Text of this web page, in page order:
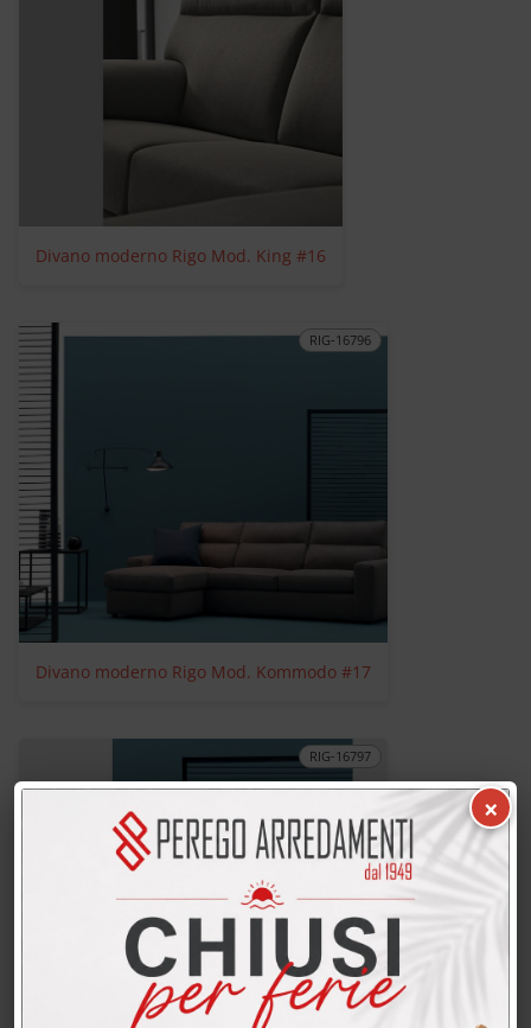
Divano moderno Rigo Mod. King #16
RIG-16796
Divano moderno Rigo Mod. Kommodo #17
RIG-16797
×